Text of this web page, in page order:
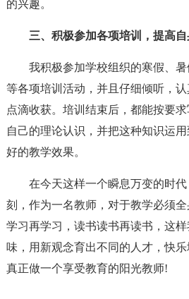
的兴趣。
三、积极参加各项培训，提高
我积极参加学校组织的寒假、
等各项培训活动，并且仔细倾听，
点滴收获。培训结束后，都能按要
自己的理论认识，并把这种知识运
好的教学效果。
在今天这样一个瞬息万变的时
刻，作为一名教师，对于教学必须
学习再学习，读书读书再读书，这
味，用新观念育出不同的人才，快乐
真正做一个享受教育的阳光教师!